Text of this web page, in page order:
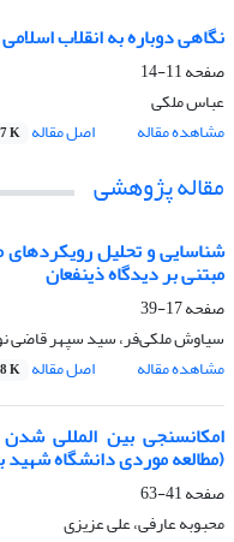
نگاهی دوباره به انقلاب اسلامی
صفحه11-14
عباس ملکی
مشاهده مقاله
اصل مقاله K
مقاله پژوهشی
شناسایی و تحلیل
مبتنی بر دیدگاه ذینفعان
صفحه17-39
سیاوش ملکی‌فر، سید سپهر قاضی
مشاهده مقاله
اصل مقاله K
امکانسنجی بین المللی
(مطالعه موردی دانشگاه
صفحه41-63
محبوبه عارفی، علی عزیزی